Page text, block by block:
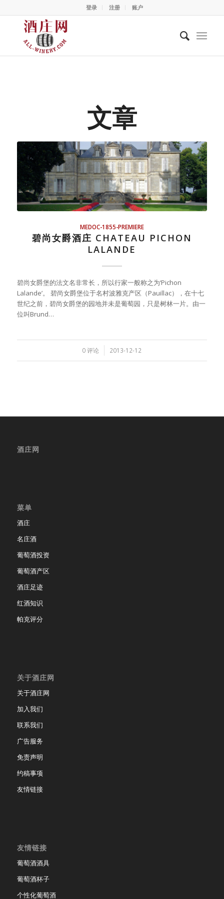
登录 注册 账户
文章
MEDOC-1855-PREMIERE
碧尚女爵酒庄 CHATEAU PICHON
LALANDE
碧尚女爵堡的法文名非常长，所以行家一般称之为‘Pichon
Lalande’。 碧尚女爵堡位于名村波雅克产区（Pauillac），在十七
世纪之前，碧尚女爵堡的园地并未是葡萄园，只是树林一片。由一
位叫Brund…
0 评论 2013-12-12
酒庄网
菜单
酒庄
名庄酒
葡萄酒投资
葡萄酒产区
酒庄足迹
红酒知识
帕克评分
关于酒庄网
关于酒庄网
加入我们
联系我们
广告服务
免责声明
约稿事项
友情链接
友情链接
葡萄酒酒具
葡萄酒杯子
个性化葡萄酒